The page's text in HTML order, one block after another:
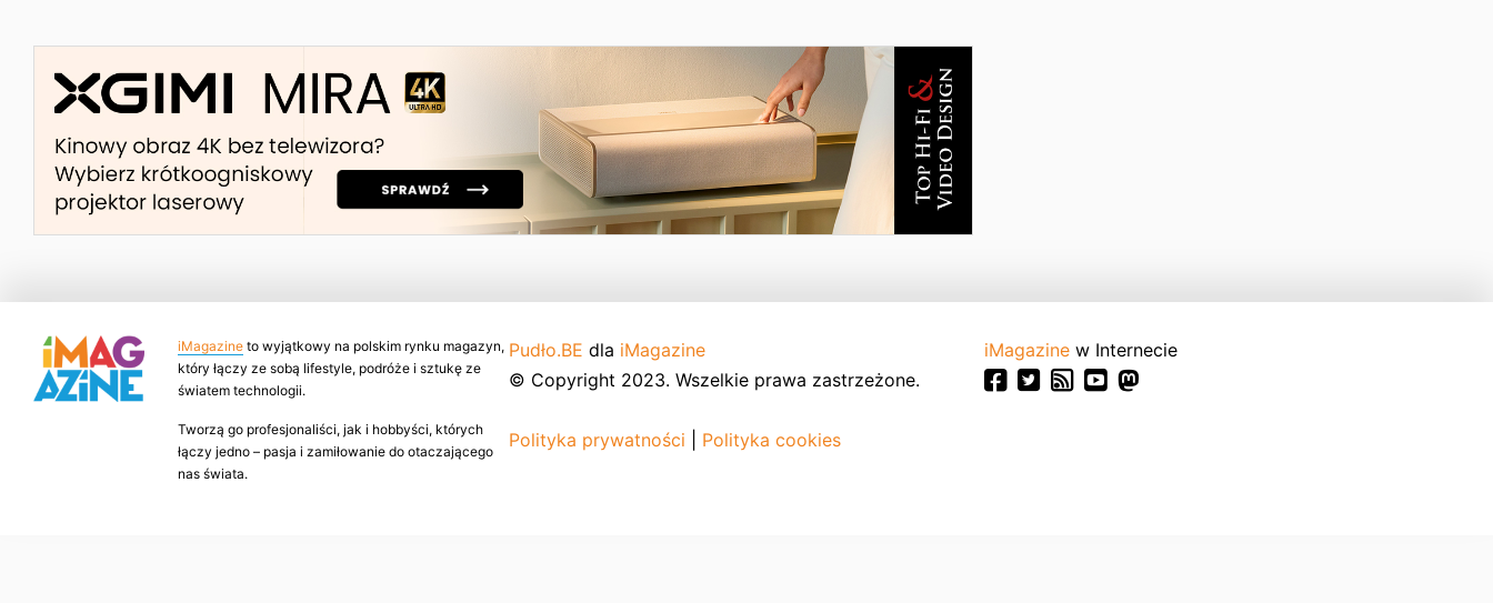
iMagazine to wyjątkowy na polskim rynku magazyn,
który łączy ze sobą lifestyle, podróże i sztukę ze
światem technologii.
Tworzą go profesjonaliści, jak i hobbyści, których
łączy jedno – pasja i zamiłowanie do otaczającego
nas świata.
Pudło.BE dla iMagazine
© Copyright 2023. Wszelkie prawa zastrzeżone.
Polityka prywatności Polityka cookies
iMagazine w Internecie